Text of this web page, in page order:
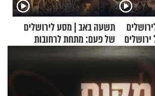
תשעה באב | מסע לירושלים
של פעם: מתחת לרחובות
ירושלים